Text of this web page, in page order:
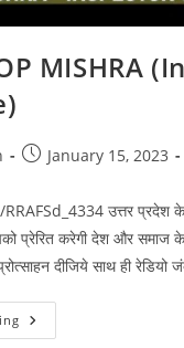
MISHRA
PostJanuary 15, 2023
उत्तर प्रदेश
प्रेरित करेगी देश और समाज के
दीजिये साथ ही रेडियो
MR.ANOOP
MISHRA